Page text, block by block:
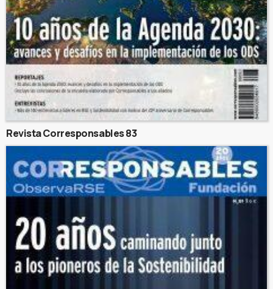
Revista Corresponsables 83